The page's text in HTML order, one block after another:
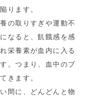
ります。
の取りすぎや運動不
なると、飢餓感を感
栄養素が血内に入る
。つまり、血中のブ
きます。
間に、どんどんと物